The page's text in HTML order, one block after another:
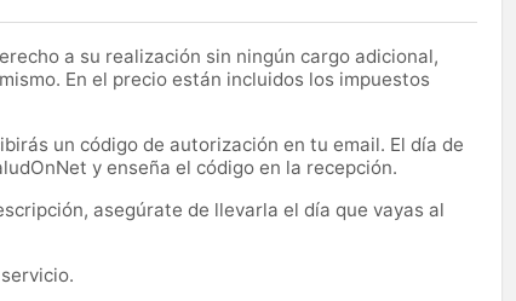
a su realización sin ningún cargo adicional,
En el precio están incluidos los impuestos
un código de autorización en tu email. El día de
y enseña el código en la recepción.
asegúrate de llevarla el día que vayas al